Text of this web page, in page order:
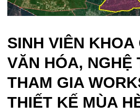
SINH VIÊN
VĂN HÓA, NGHỆ
THAM GIA
THIẾT KẾ MÙA